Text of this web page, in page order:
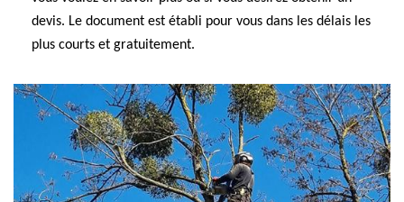
devis. Le document est établi pour vous dans les délais les
plus courts et gratuitement.